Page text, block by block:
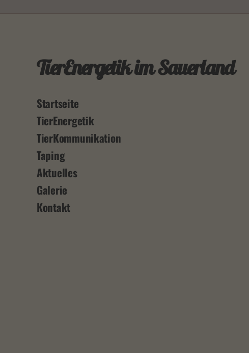
TierEnergetik im Sauerland
Startseite
TierEnergetik
TierKommunikation
Taping
Aktuelles
Galerie
Kontakt